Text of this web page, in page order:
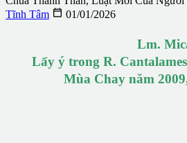
Tĩnh Tâm  01/01/2026
Lm.
Lấy ý trong R.
Mùa Chay năm